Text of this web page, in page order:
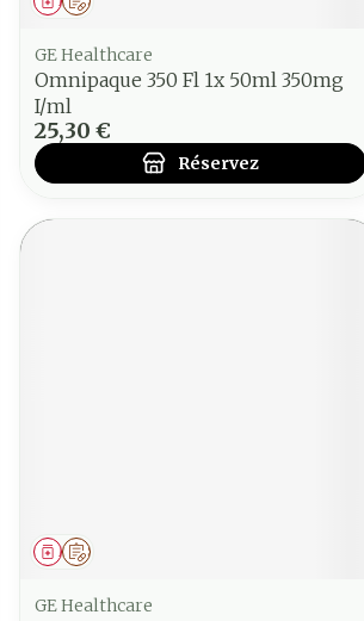
GE Healthcare
Omnipaque 350 Fl 1x 50ml 350mg
I/ml
25,30 €
Réservez
Sur prescription
Médicament
GE Healthcare